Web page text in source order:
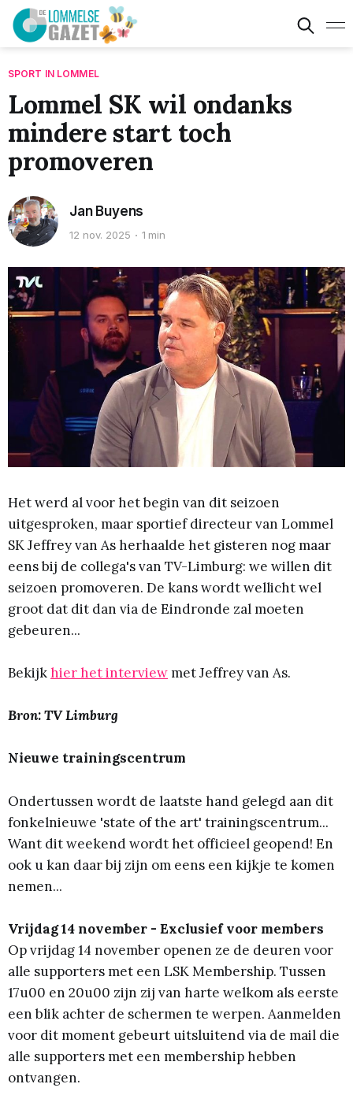
SPORT IN LOMMEL
Lommel SK wil ondanks
mindere start toch
promoveren
Jan Buyens
12 nov. 2025 1 min
Het werd al voor het begin van dit seizoen
uitgesproken, maar sportief directeur van Lommel
SK Jeffrey van As herhaalde het gisteren nog maar
eens bij de collega's van TV-Limburg: we willen dit
seizoen promoveren. De kans wordt wellicht wel
groot dat dit dan via de Eindronde zal moeten
gebeuren...
Bekijkhier het interviewmet Jeffrey van As.
Bron: TV Limburg
Nieuwe trainingscentrum
Ondertussen wordt de laatste hand gelegd aan dit
fonkelnieuwe 'state of the art' trainingscentrum...
Want dit weekend wordt het officieel geopend! En
ook u kan daar bij zijn om eens een kijkje te komen
nemen...
Vrijdag 14 november - Exclusief voor members
Op vrijdag 14 november openen ze de deuren voor
alle supporters met een LSK Membership. Tussen
17u00 en 20u00 zijn zij van harte welkom als eerste
een blik achter de schermen te werpen. Aanmelden
voor dit moment gebeurt uitsluitend via de mail die
alle supporters met een membership hebben
ontvangen.